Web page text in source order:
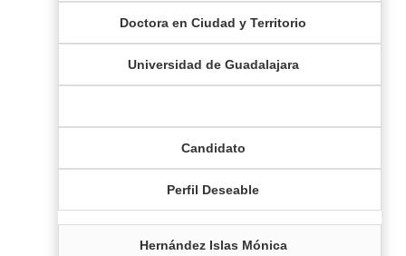
Doctora en Ciudad y Territorio
Universidad de Guadalajara
Candidato
Perfil Deseable
Hernández Islas Mónica